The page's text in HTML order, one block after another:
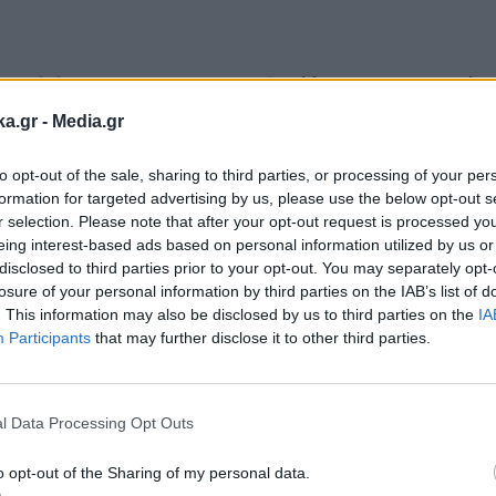
- Media.gr
opt-out of the sale, sharing to third parties, or processing of your
for targeted advertising by us, please use the below opt-out
selection. Please note that after your opt-out request is processed
interest-based ads based on personal information utilized by us
to third parties prior to your opt-out. You may separately
of your personal information by third parties on the IAB’s list of
This information may also be disclosed by us to third parties on the
Participants that may further disclose it to other third parties.
Data Processing Opt Outs
opt-out of the Sharing of my personal data.
Alpha για το περιστατικό, αλλά για τον
«Σχόλασα νωρίς. Ο πατέρας μου, μου
Έχει συμβεί πολλές φορές να αργώ και αυτή
χτυπάει και τα αδέρφια μου. Βρήκα το
διαφυγής για μένα είναι το μπαλκόνι,
Με χτυπούσε στο χέρι με ένα μαύρο
Καμιά φορά του λέει σταμάτα...».
Ήθελα να μιλήσω, αλλά οι γονείς μου
newsletter